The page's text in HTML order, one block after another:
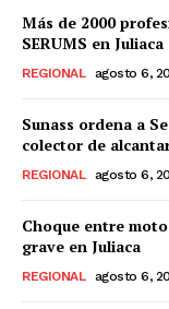
Más de 2000
SERUMS en Juliaca
REGIONAL agosto 6,
Sunass ordena a
colector de
REGIONAL agosto 6,
Choque entre
grave en Juliaca
REGIONAL agosto 6,